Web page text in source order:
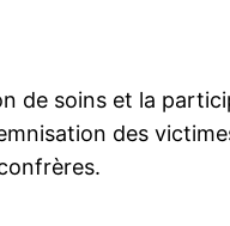
de soins et la
des